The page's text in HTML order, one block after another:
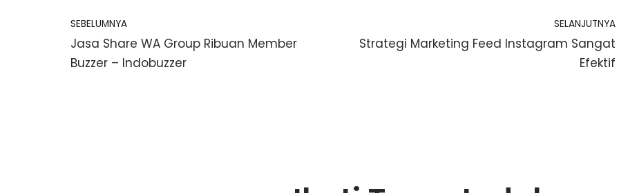
SEBELUMNYA
Jasa Share WA Group Ribuan Member
Buzzer – Indobuzzer
SELANJUTNYA
Strategi Marketing Feed Instagram Sangat
Efektif